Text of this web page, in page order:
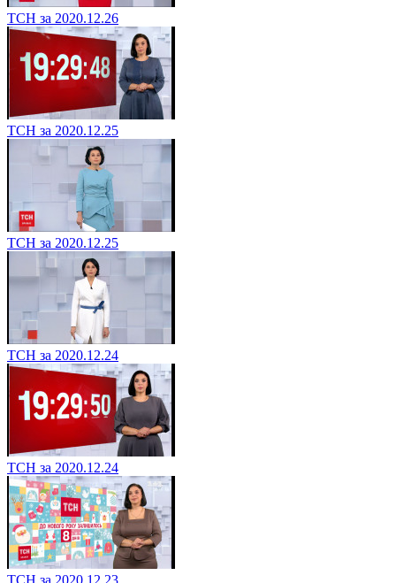
ТСН за 2020.12.26
ТСН за 2020.12.25
ТСН за 2020.12.25
ТСН за 2020.12.24
ТСН за 2020.12.24
ТСН за 2020.12.23